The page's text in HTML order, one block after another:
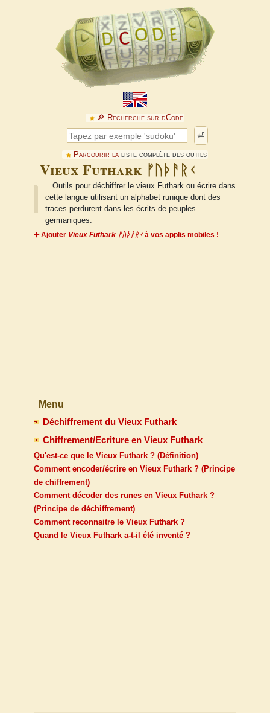
🔎︎ Recherche sur dCode
⏎
Parcourir la liste complète des outils
Vieux Futhark ᚠᚢᚦᚨᚱᚲ
Outils pour déchiffrer le vieux Futhark ou écrire dans
cette langue utilisant un alphabet runique dont des
traces perdurent dans les écrits de peuples
germaniques.
➕ Ajouter Vieux Futhark ᚠᚢᚦᚨᚱᚲ à vos applis mobiles !
Menu
Déchiffrement du Vieux Futhark
Chiffrement/Ecriture en Vieux Futhark
Qu'est-ce que le Vieux Futhark ? (Définition)
Comment encoder/écrire en Vieux Futhark ? (Principe
de chiffrement)
Comment décoder des runes en Vieux Futhark ?
(Principe de déchiffrement)
Comment reconnaitre le Vieux Futhark ?
Quand le Vieux Futhark a-t-il été inventé ?